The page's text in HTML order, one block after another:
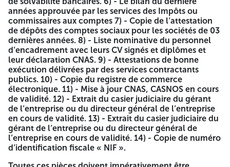
NIF: 095431019122435
La direction de l’éducation de la Wilaya d’Oran lance un
avis d’appel d’offre national ouvert avec exigence de
capacité minimale relatif à L’Equipement d’un groupe
scolaire ( type03) à hai ayayda commune ain el biya.
Lot N° 01: Acquisition De Mobiliers De Classes.
Lot N° 02: Acquisition De Matériel Administratif et
Informatique.
Lot N° 03: Acquisition De Grande ET Petit Matériel de
Cuisine.
Lot N° 04: Acquisition De Matériel Anti-Incendie
Lot N° 05: Acquisition Des Equipements sportif.è
Les fournisseurs (Fabriquant, Grossistes,importateurs)
ayant réalisée au moins un projet de même nature et un
années approuvée par les services des Impôts ou
commissaires aux comptes 7) - Copie de l’attestation
de dépôts des comptes sociaux pour les sociétés de 03
dernières années. 8) - Liste nominative du personnel
d’encadrement avec leurs CV signés et diplômes et
leur déclaration CNAS. 9) - Attestations de bonne
exécution délivrées par des services contractants
publics. 10) - Copie du registre de commerce
électronique. 11) - Mise à jour CNAS, CASNOS en cours
de validité. 12) - Extrait du casier judiciaire du gérant
de l’entreprise ou du directeur général de l’entreprise
en cours de validité. 13) - Extrait du casier judiciaire du
gérant de l’entreprise ou du directeur général de
l’entreprise en cours de validité. 14) - Copie de numéro
d’identification fiscale « NIF ».